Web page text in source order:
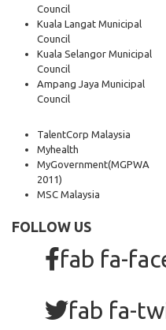
Council
Kuala Langat Municipal
Council
Kuala Selangor Municipal
Council
Ampang Jaya Municipal
Council
TalentCorp Malaysia
Myhealth
MyGovernment(MGPWA
2011)
MSC Malaysia
FOLLOW US
fab fa-
fab fa-